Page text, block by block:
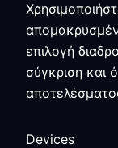
επιλογή
σύγκριση και
Devices